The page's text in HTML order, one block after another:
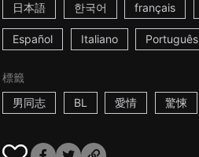
日本語 한국어 français
Español Italiano Português
標籤
男同志
BL 愛情 驚悚